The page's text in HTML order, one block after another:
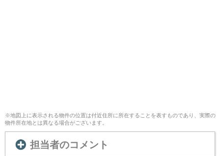
※地図上に表示される物件の位置は付近住所に所在することを表すものであり、実際の
物件所在地とは異なる場合がございます。
担当者のコメント